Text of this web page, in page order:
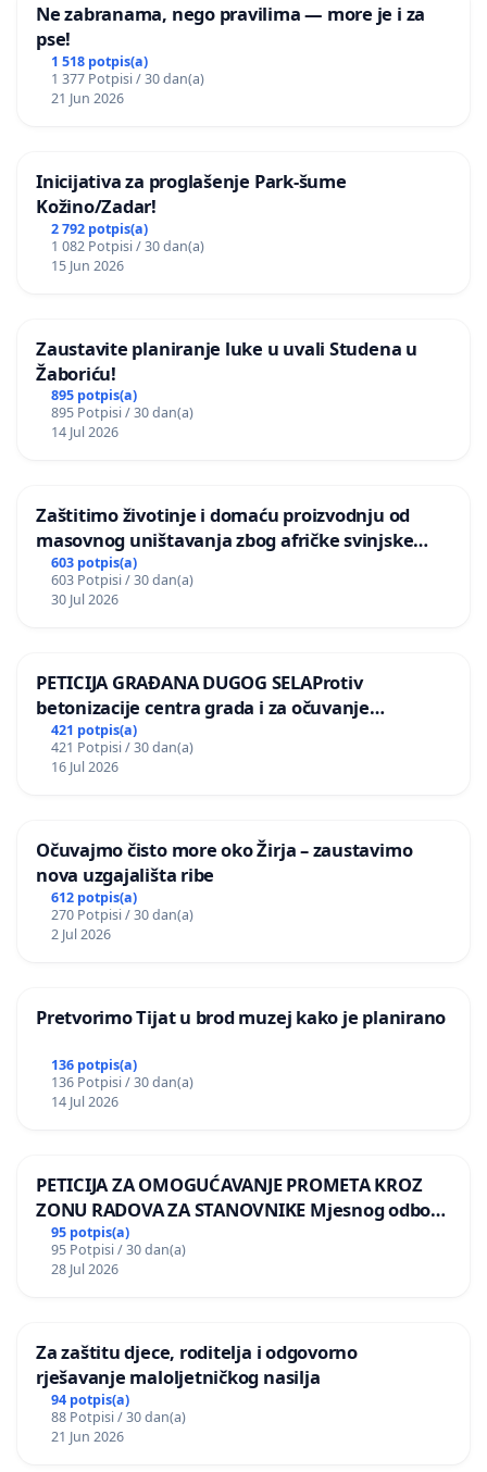
Ne zabranama, nego pravilima — more je i za
pse!
1 518 potpis(a)
1 377 Potpisi / 30 dan(a)
21 Jun 2026
Inicijativa za proglašenje Park-šume
Kožino/Zadar!
2 792 potpis(a)
1 082 Potpisi / 30 dan(a)
15 Jun 2026
Zaustavite planiranje luke u uvali Studena u
Žaboriću!
895 potpis(a)
895 Potpisi / 30 dan(a)
14 Jul 2026
Zaštitimo životinje i domaću proizvodnju od
masovnog uništavanja zbog afričke svinjske
kuge
603 potpis(a)
603 Potpisi / 30 dan(a)
30 Jul 2026
PETICIJA GRAĐANA DUGOG SELAProtiv
betonizacije centra grada i za očuvanje
postojećih zelenih površina i odraslih stabala pri
donošenju izmjena urbanističkog plana
421 potpis(a)
421 Potpisi / 30 dan(a)
16 Jul 2026
Očuvajmo čisto more oko Žirja – zaustavimo
nova uzgajališta ribe
612 potpis(a)
270 Potpisi / 30 dan(a)
2 Jul 2026
Pretvorimo Tijat u brod muzej kako je planirano
136 potpis(a)
136 Potpisi / 30 dan(a)
14 Jul 2026
PETICIJA ZA OMOGUĆAVANJE PROMETA KROZ
ZONU RADOVA ZA STANOVNIKE Mjesnog odbora
Kamensko i Lemić Brdo
95 potpis(a)
95 Potpisi / 30 dan(a)
28 Jul 2026
Za zaštitu djece, roditelja i odgovorno
rješavanje maloljetničkog nasilja
94 potpis(a)
88 Potpisi / 30 dan(a)
21 Jun 2026